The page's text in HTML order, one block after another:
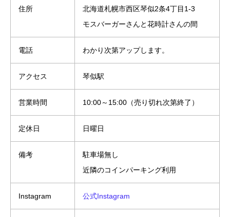
住所
北海道札幌市西区琴似2条4丁目1-3
モスバーガーさんと花時計さんの間
電話 わかり次第アップします。
アクセス 琴似駅
営業時間 10:00～15:00（売り切れ次第終了）
定休日 日曜日
備考
駐車場無し
近隣のコインパーキング利用
Instagram 公式Instagram